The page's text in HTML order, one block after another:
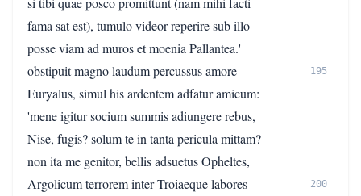
fama sat est), tumulo videor reperire sub illo
posse viam ad muros et moenia Pallantea.'
obstipuit magno laudum percussus amore
195
Euryalus, simul his ardentem adfatur amicum:
'mene igitur socium summis adiungere rebus,
Nise, fugis? solum te in tanta pericula mittam?
non ita me genitor, bellis adsuetus Opheltes,
Argolicum terrorem inter Troiaeque labores
200